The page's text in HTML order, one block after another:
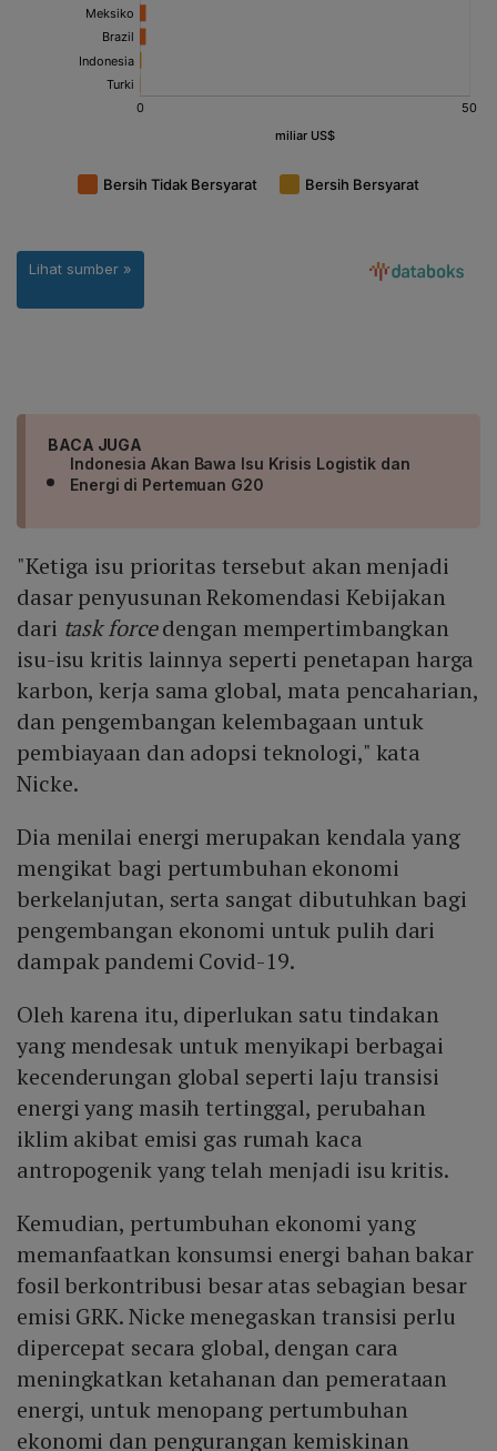
BACA JUGA
Indonesia Akan Bawa Isu Krisis Logistik dan
Energi di Pertemuan G20
"Ketiga isu prioritas tersebut akan menjadi
dasar penyusunan Rekomendasi Kebijakan
dari task forcedengan mempertimbangkan
isu-isu kritis lainnya seperti penetapan harga
karbon, kerja sama global, mata pencaharian,
dan pengembangan kelembagaan untuk
pembiayaan dan adopsi teknologi," kata
Nicke.
Dia menilai energi merupakan kendala yang
mengikat bagi pertumbuhan ekonomi
berkelanjutan, serta sangat dibutuhkan bagi
pengembangan ekonomi untuk pulih dari
dampak pandemi Covid-19.
Oleh karena itu, diperlukan satu tindakan
yang mendesak untuk menyikapi berbagai
kecenderungan global seperti laju transisi
energi yang masih tertinggal, perubahan
iklim akibat emisi gas rumah kaca
antropogenik yang telah menjadi isu kritis.
Kemudian, pertumbuhan ekonomi yang
memanfaatkan konsumsi energi bahan bakar
fosil berkontribusi besar atas sebagian besar
emisi GRK. Nicke menegaskan transisi perlu
dipercepat secara global, dengan cara
meningkatkan ketahanan dan pemerataan
energi, untuk menopang pertumbuhan
ekonomi dan pengurangan kemiskinan